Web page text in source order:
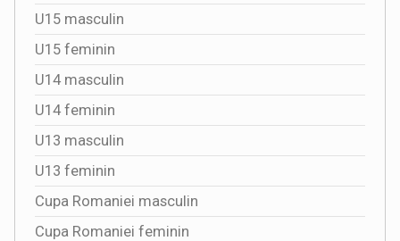
U15 masculin
U15 feminin
U14 masculin
U14 feminin
U13 masculin
U13 feminin
Cupa Romaniei masculin
Cupa Romaniei feminin